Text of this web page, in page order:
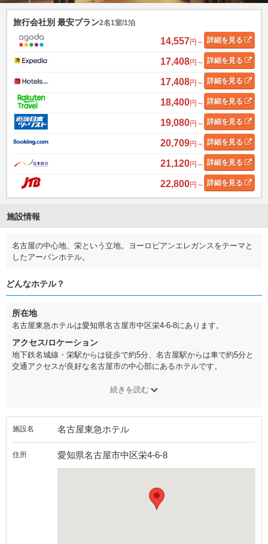
旅行会社別 最安プラン2名1室/1泊
14,557円～ 詳細を見る
17,408円～ 詳細を見る
17,408円～ 詳細を見る
18,400円～ 詳細を見る
19,080円～ 詳細を見る
20,709円～ 詳細を見る
21,120円～ 詳細を見る
22,800円～ 詳細を見る
施設情報
名古屋の中心地、栄という立地。ヨーロピアンエレガンスをテーマと
したアーバンホテル。
どんなホテル？
所在地
名古屋東急ホテルは愛知県名古屋市中区栄4-6-8にあります。
アクセス/ロケーション
地下鉄名城線・栄駅からは徒歩で約5分、名古屋駅からは車で約5分と
交通アクセスが良好な名古屋市の中心部にあるホテルです。
続きを読む
施設名 名古屋東急ホテル
住所 愛知県名古屋市中区栄4-6-8